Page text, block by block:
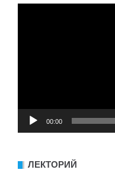
00:00
ЛЕКТОРИЙ